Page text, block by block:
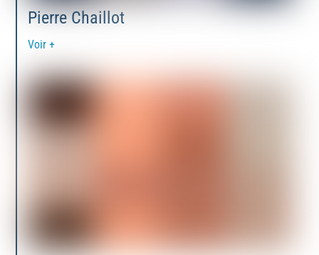
Pierre Chaillot
Voir +